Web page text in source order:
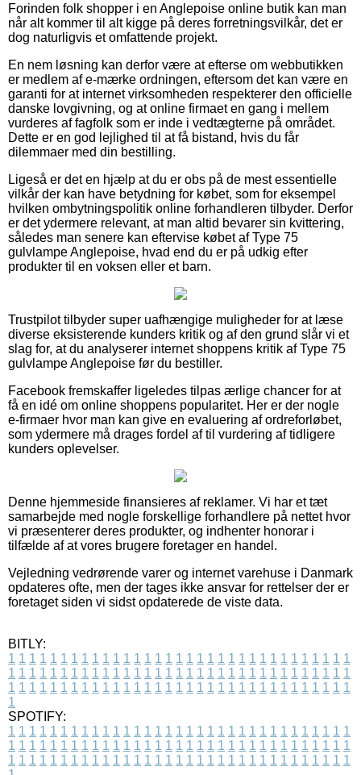
Forinden folk shopper i en Anglepoise online butik kan man
når alt kommer til alt kigge på deres forretningsvilkår, det er
dog naturligvis et omfattende projekt.
En nem løsning kan derfor være at efterse om webbutikken
er medlem af e-mærke ordningen, eftersom det kan være en
garanti for at internet virksomheden respekterer den officielle
danske lovgivning, og at online firmaet en gang i mellem
vurderes af fagfolk som er inde i vedtægterne på området.
Dette er en god lejlighed til at få bistand, hvis du får
dilemmaer med din bestilling.
Ligeså er det en hjælp at du er obs på de mest essentielle
vilkår der kan have betydning for købet, som for eksempel
hvilken ombytningspolitik online forhandleren tilbyder. Derfor
er det ydermere relevant, at man altid bevarer sin kvittering,
således man senere kan eftervise købet af Type 75
gulvlampe Anglepoise, hvad end du er på udkig efter
produkter til en voksen eller et barn.
Trustpilot tilbyder super uafhængige muligheder for at læse
diverse eksisterende kunders kritik og af den grund slår vi et
slag for, at du analyserer internet shoppens kritik af Type 75
gulvlampe Anglepoise før du bestiller.
Facebook fremskaffer ligeledes tilpas ærlige chancer for at
få en idé om online shoppens popularitet. Her er der nogle
e-firmaer hvor man kan give en evaluering af ordreforløbet,
som ydermere må drages fordel af til vurdering af tidligere
kunders oplevelser.
Denne hjemmeside finansieres af reklamer. Vi har et tæt
samarbejde med nogle forskellige forhandlere på nettet hvor
vi præsenterer deres produkter, og indhenter honorar i
tilfælde af at vores brugere foretager en handel.
Vejledning vedrørende varer og internet varehuse i Danmark
opdateres ofte, men der tages ikke ansvar for rettelser der er
foretaget siden vi sidst opdaterede de viste data.
BITLY:
1 1 1 1 1 1 1 1 1 1 1 1 1 1 1 1 1 1 1 1 1 1 1 1 1 1 1 1 1 1 1 1 1
1 1 1 1 1 1 1 1 1 1 1 1 1 1 1 1 1 1 1 1 1 1 1 1 1 1 1 1 1 1 1 1 1
1 1 1 1 1 1 1 1 1 1 1 1 1 1 1 1 1 1 1 1 1 1 1 1 1 1 1 1 1 1 1 1 1
1
SPOTIFY:
1 1 1 1 1 1 1 1 1 1 1 1 1 1 1 1 1 1 1 1 1 1 1 1 1 1 1 1 1 1 1 1 1
1 1 1 1 1 1 1 1 1 1 1 1 1 1 1 1 1 1 1 1 1 1 1 1 1 1 1 1 1 1 1 1 1
1 1 1 1 1 1 1 1 1 1 1 1 1 1 1 1 1 1 1 1 1 1 1 1 1 1 1 1 1 1 1 1 1